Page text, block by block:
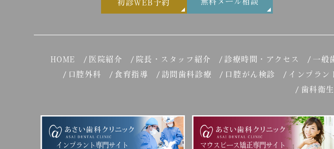
初診WEB予約
HOME 医院紹介 院長・スタッフ紹介 診療時間・アクセス 一般
口腔外科
食育指導 訪問歯科診療 口腔がん検診 インプラン
歯科衛
インプラント専門サイト マウスピース矯正専門サイト